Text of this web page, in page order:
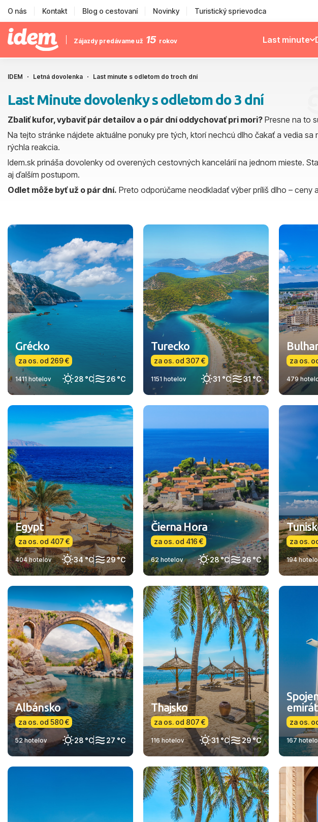
O nás Kontakt Blog o cestovaní Novinky Turistický sprievodca
Zájazdy predávame už 15 rokov Last minute
IDEM Letná dovolenka Last minute s odletom do troch dní
Last Minute dovolenky s odletom do 3 dní
Zbaliť kufor, vybaviť pár detailov a o pár dní oddychovať pri mori? Presne na to
Na tejto stránke nájdete aktuálne ponuky pre tých, ktorí nechcú dlho čakať a vedia
rýchla reakcia.
Idem.sk prináša dovolenky od overených cestovných kancelárií na jednom mieste.
aj ďalším postupom.
Odlet môže byť už o pár dní. Preto odporúčame neodkladať výber príliš dlho – ceny
Grécko
za os. od 269 €
1411 hotelov 28 °C 26 °C
Turecko
za os. od 307 €
1151 hotelov 31 °C 31 °C
za os.
479
Egypt
za os. od 407 €
404 hotelov 34 °C 29 °C
Čierna Hora
za os. od 416 €
62 hotelov 28 °C 26 °C
za os.
194
Albánsko
za os. od 580 €
52 hotelov 28 °C 27 °C
Thajsko
za os. od 807 €
116 hotelov 31 °C 29 °C
za os.
167